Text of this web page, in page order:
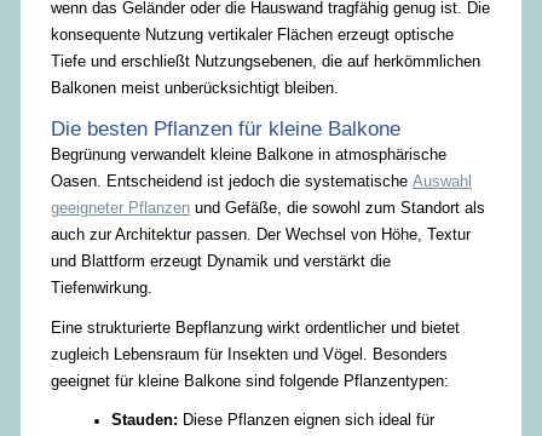
wenn das Geländer oder die Hauswand tragfähig genug ist. Die
konsequente Nutzung vertikaler Flächen erzeugt optische
Tiefe und erschließt Nutzungsebenen, die auf herkömmlichen
Balkonen meist unberücksichtigt bleiben.
Die besten Pflanzen für kleine Balkone
Begrünung verwandelt kleine Balkone in atmosphärische
Oasen. Entscheidend ist jedoch die systematische Auswahl
geeigneter Pflanzen und Gefäße, die sowohl zum Standort als
auch zur Architektur passen. Der Wechsel von Höhe, Textur
und Blattform erzeugt Dynamik und verstärkt die
Tiefenwirkung.
Eine strukturierte Bepflanzung wirkt ordentlicher und bietet
zugleich Lebensraum für Insekten und Vögel. Besonders
geeignet für kleine Balkone sind folgende Pflanzentypen:
Stauden: Diese Pflanzen eignen sich ideal für